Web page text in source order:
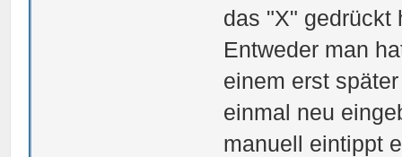
das "X" gedrückt
Entweder man
einem erst
einmal neu
manuell eintippt